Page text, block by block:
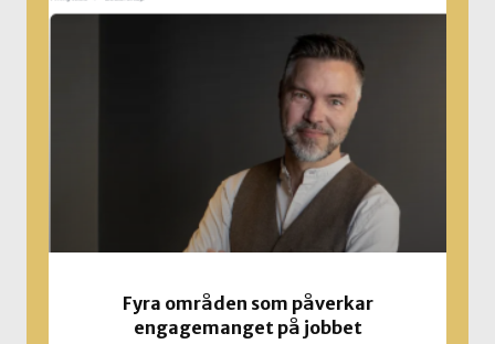
Fyra områden som påverkar
engagemanget på jobbet